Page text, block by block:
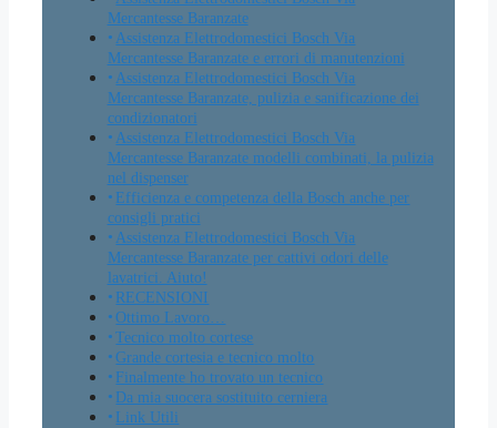
Mercantesse Baranzate
Assistenza Elettrodomestici Bosch Via
Mercantesse Baranzate e errori di manutenzioni
Assistenza Elettrodomestici Bosch Via
Mercantesse Baranzate, pulizia e sanificazione dei
condizionatori
Assistenza Elettrodomestici Bosch Via
Mercantesse Baranzate modelli combinati, la pulizia
nel dispenser
Efficienza e competenza della Bosch anche per
consigli pratici
Assistenza Elettrodomestici Bosch Via
Mercantesse Baranzate per cattivi odori delle
lavatrici. Aiuto!
RECENSIONI
Ottimo Lavoro…
Tecnico molto cortese
Grande cortesia e tecnico molto
Finalmente ho trovato un tecnico
Da mia suocera sostituito cerniera
Link Utili